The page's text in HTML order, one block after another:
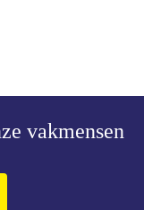
vakmensen